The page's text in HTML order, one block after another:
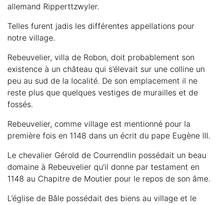
allemand Ripperttzwyler.
Telles furent jadis les différentes appellations pour
notre village.
Rebeuvelier, villa de Robon, doit probablement son
existence à un château qui s’élevait sur une colline un
peu au sud de la localité. De son emplacement il ne
reste plus que quelques vestiges de murailles et de
fossés.
Rebeuvelier, comme village est mentionné pour la
première fois en 1148 dans un écrit du pape Eugène III.
Le chevalier Gérold de Courrendlin possédait un beau
domaine à Rebeuvelier qu’il donne par testament en
1148 au Chapitre de Moutier pour le repos de son âme.
L’église de Bâle possédait des biens au village et le